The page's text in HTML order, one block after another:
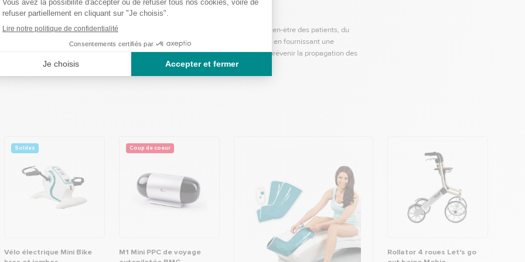
d'hygiène et de désinfection sont indispensables pour assurer la sécurité et le bien-être des patients, du
dans les établissements de santé. En mettant en œuvre des protocoles rigoureux, en fournissant une
régulièrement les pratiques, les établissements de santé peuvent contribuer à prévenir la propagation des
santé de haute qualité pour tous.
Soldes
Vélo électrique Mini Bike
Coup de coeur
M1 Mini PPC de voyage
Rollator 4 roues Let's go